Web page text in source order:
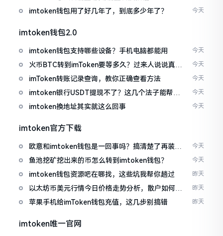
imtoken钱包用了好几年了，到底多少年了？ 今天
imtoken钱包2.0
imtoken钱包支持哪些设备？手机电脑都能用 今天
火币BTC转到imToken要等多久？过来人说说真实
情况
今天
imToken转账记录查询，教你正确查看方法 今天
imtoken银行USDT提现不了？这几个法子能帮你
搞定
今天
imtoken换地址其实就这么回事 今天
imtoken官方下载
欧意和imtoken钱包是一回事吗？搞清楚了再装钱
包
今天
鱼池挖矿挖出来的币怎么转到imtoken钱包？ 今天
imtoken钱包资源吧在哪找，这些坑我帮你趟过 昨天
以太坊币美元行情今日价格走势分析，散户如何避
免追涨杀跌被套牢
昨天
苹果手机给imToken钱包充值，这几步别搞错 昨天
imtoken唯一官网